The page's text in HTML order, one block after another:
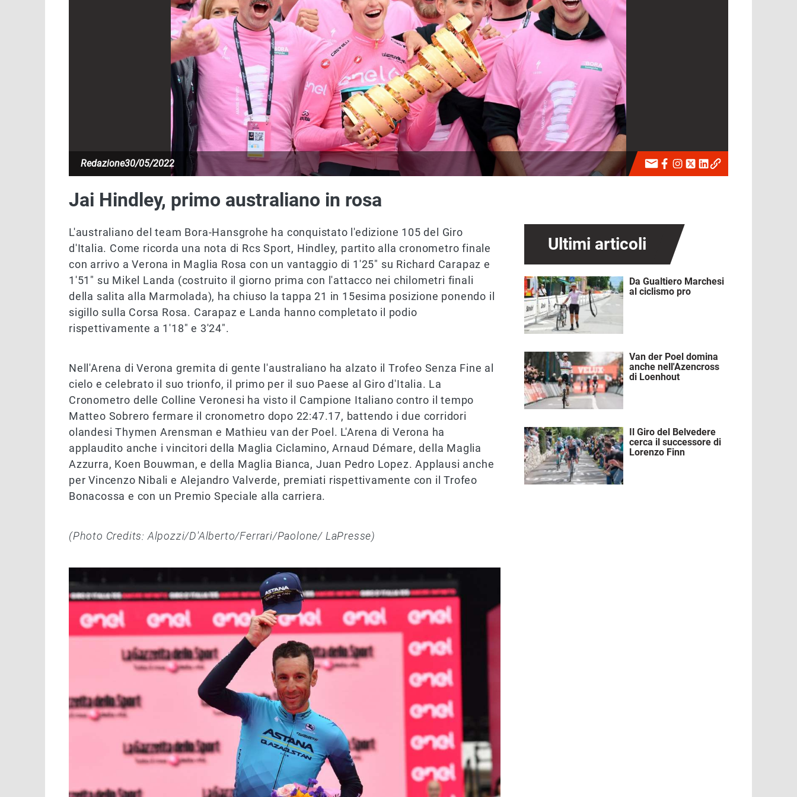
Redazione30/05/2022
Jai Hindley, primo australiano in rosa
L'australiano del team Bora-Hansgrohe ha conquistato l'edizione 105 del Giro
d'Italia. Come ricorda una nota di Rcs Sport, Hindley, partito alla cronometro finale
con arrivo a Verona in Maglia Rosa con un vantaggio di 1'25" su Richard Carapaz e
1'51" su Mikel Landa (costruito il giorno prima con l'attacco nei chilometri finali
della salita alla Marmolada), ha chiuso la tappa 21 in 15esima posizione ponendo il
sigillo sulla Corsa Rosa. Carapaz e Landa hanno completato il podio
rispettivamente a 1'18" e 3'24".
Nell'Arena di Verona gremita di gente l'australiano ha alzato il Trofeo Senza Fine al
cielo e celebrato il suo trionfo, il primo per il suo Paese al Giro d'Italia. La
Cronometro delle Colline Veronesi ha visto il Campione Italiano contro il tempo
Matteo Sobrero fermare il cronometro dopo 22:47.17, battendo i due corridori
olandesi Thymen Arensman e Mathieu van der Poel. L'Arena di Verona ha
applaudito anche i vincitori della Maglia Ciclamino, Arnaud Démare, della Maglia
Azzurra, Koen Bouwman, e della Maglia Bianca, Juan Pedro Lopez. Applausi anche
per Vincenzo Nibali e Alejandro Valverde, premiati rispettivamente con il Trofeo
Bonacossa e con un Premio Speciale alla carriera.
(Photo Credits: Alpozzi/D'Alberto/Ferrari/Paolone/ LaPresse)
Ultimi articoli
Immagine
Da Gualtiero Marchesi
al ciclismo pro
Immagine
Van der Poel domina
anche nell'Azencross
di Loenhout
Immagine
Il Giro del Belvedere
cerca il successore di
Lorenzo Finn